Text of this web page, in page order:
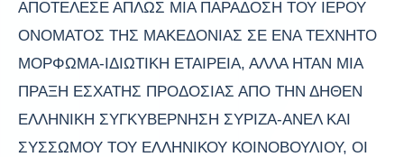
ΑΠΟΤΕΛΕΣΕ ΑΠΛΩΣ ΜΙΑ ΠΑΡΑΔΟΣΗ ΤΟΥ ΙΕΡΟΥ
ΟΝΟΜΑΤΟΣ ΤΗΣ ΜΑΚΕΔΟΝΙΑΣ ΣΕ ΕΝΑ ΤΕΧΝΗΤΟ
ΜΟΡΦΩΜΑ-ΙΔΙΩΤΙΚΗ ΕΤΑΙΡΕΙΑ, ΑΛΛΑ ΗΤΑΝ ΜΙΑ
ΠΡΑΞΗ ΕΣΧΑΤΗΣ ΠΡΟΔΟΣΙΑΣ ΑΠΟ ΤΗΝ ΔΗΘΕΝ
ΕΛΛΗΝΙΚΗ ΣΥΓΚΥΒΕΡΝΗΣΗ ΣΥΡΙΖΑ-ΑΝΕΛ ΚΑΙ
ΣΥΣΣΩΜΟΥ ΤΟΥ ΕΛΛΗΝΙΚΟΥ ΚΟΙΝΟΒΟΥΛΙΟΥ, ΟΙ